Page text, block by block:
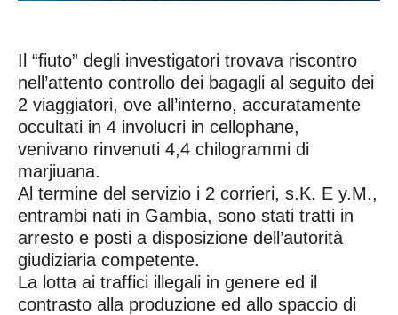
Il “fiuto” degli investigatori trovava riscontro
nell’attento controllo dei bagagli al seguito dei
2 viaggiatori, ove all’interno, accuratamente
occultati in 4 involucri in cellophane,
venivano rinvenuti 4,4 chilogrammi di
marjiuana.
Al termine del servizio i 2 corrieri, s.K. E y.M.,
entrambi nati in Gambia, sono stati tratti in
arresto e posti a disposizione dell’autorità
giudiziaria competente.
La lotta ai traffici illegali in genere ed il
contrasto alla produzione ed allo spaccio di